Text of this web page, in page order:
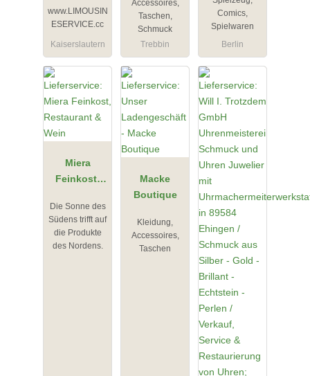
Mietwagen
BACH
www.LIMOUSIN
ESERVICE.cc
Kaiserslautern
Accessoires,
Taschen,
Schmuck
Trebbin
Comics,
Spielwaren
Berlin
Miera
Feinkost,
& Wein
Die Sonne des
Südens trifft auf
die Produkte
des Nordens.
Macke
Boutique
Kleidung,
Accessoires,
Taschen